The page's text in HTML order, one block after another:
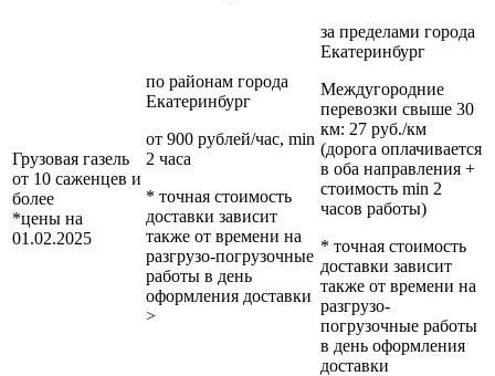
Грузовая газель
от 10 саженцев и
более
*цены на
01.02.2025
по районам города
Екатеринбург
от 900 рублей/час, min
2 часа
* точная стоимость
доставки зависит
также от времени на
разгрузо-погрузочные
работы в день
оформления доставки
>
за пределами города
Екатеринбург
Междугородние
перевозки свыше 30
км: 27 руб./км
(дорога оплачивается
в оба направления +
стоимость min 2
часов работы)
* точная стоимость
доставки зависит
также от времени на
разгрузо-
погрузочные работы
в день оформления
доставки